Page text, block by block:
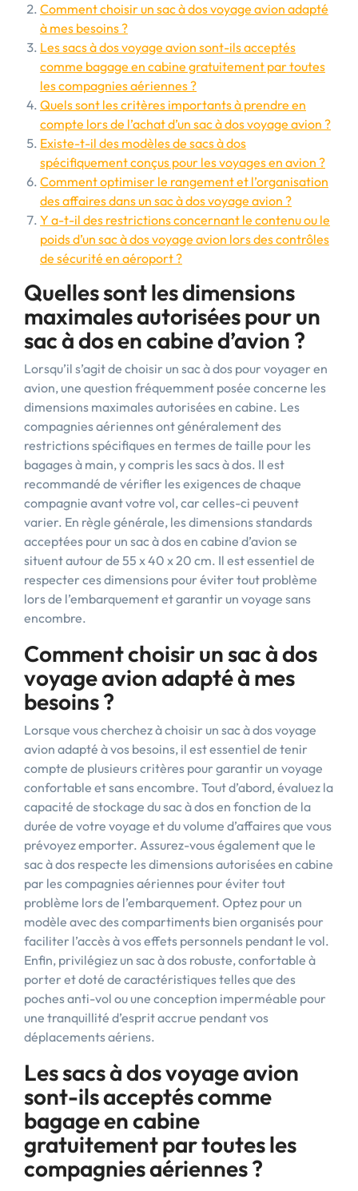
Comment choisir un sac à dos voyage avion adapté
à mes besoins ?
Les sacs à dos voyage avion sont-ils acceptés
comme bagage en cabine gratuitement par toutes
les compagnies aériennes ?
Quels sont les critères importants à prendre en
compte lors de l’achat d’un sac à dos voyage avion ?
Existe-t-il des modèles de sacs à dos
spécifiquement conçus pour les voyages en avion ?
Comment optimiser le rangement et l’organisation
des affaires dans un sac à dos voyage avion ?
Y a-t-il des restrictions concernant le contenu ou le
poids d’un sac à dos voyage avion lors des contrôles
de sécurité en aéroport ?
Quelles sont les dimensions
maximales autorisées pour un
sac à dos en cabine d’avion ?
Lorsqu’il s’agit de choisir un sac à dos pour voyager en
avion, une question fréquemment posée concerne les
dimensions maximales autorisées en cabine. Les
compagnies aériennes ont généralement des
restrictions spécifiques en termes de taille pour les
bagages à main, y compris les sacs à dos. Il est
recommandé de vérifier les exigences de chaque
compagnie avant votre vol, car celles-ci peuvent
varier. En règle générale, les dimensions standards
acceptées pour un sac à dos en cabine d’avion se
situent autour de 55 x 40 x 20 cm. Il est essentiel de
respecter ces dimensions pour éviter tout problème
lors de l’embarquement et garantir un voyage sans
encombre.
Comment choisir un sac à dos
voyage avion adapté à mes
besoins ?
Lorsque vous cherchez à choisir un sac à dos voyage
avion adapté à vos besoins, il est essentiel de tenir
compte de plusieurs critères pour garantir un voyage
confortable et sans encombre. Tout d’abord, évaluez la
capacité de stockage du sac à dos en fonction de la
durée de votre voyage et du volume d’affaires que vous
prévoyez emporter. Assurez-vous également que le
sac à dos respecte les dimensions autorisées en cabine
par les compagnies aériennes pour éviter tout
problème lors de l’embarquement. Optez pour un
modèle avec des compartiments bien organisés pour
faciliter l’accès à vos effets personnels pendant le vol.
Enfin, privilégiez un sac à dos robuste, confortable à
porter et doté de caractéristiques telles que des
poches anti-vol ou une conception imperméable pour
une tranquillité d’esprit accrue pendant vos
déplacements aériens.
Les sacs à dos voyage avion
sont-ils acceptés comme
bagage en cabine
gratuitement par toutes les
compagnies aériennes ?